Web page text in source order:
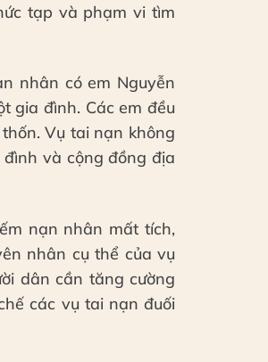
tạp và phạm vi tìm
nhân có em Nguyễn
gia đình. Các em đều
Vụ tai nạn không
và cộng đồng địa
nạn nhân mất tích,
nhân cụ thể của vụ
dân cần tăng cường
các vụ tai nạn đuối